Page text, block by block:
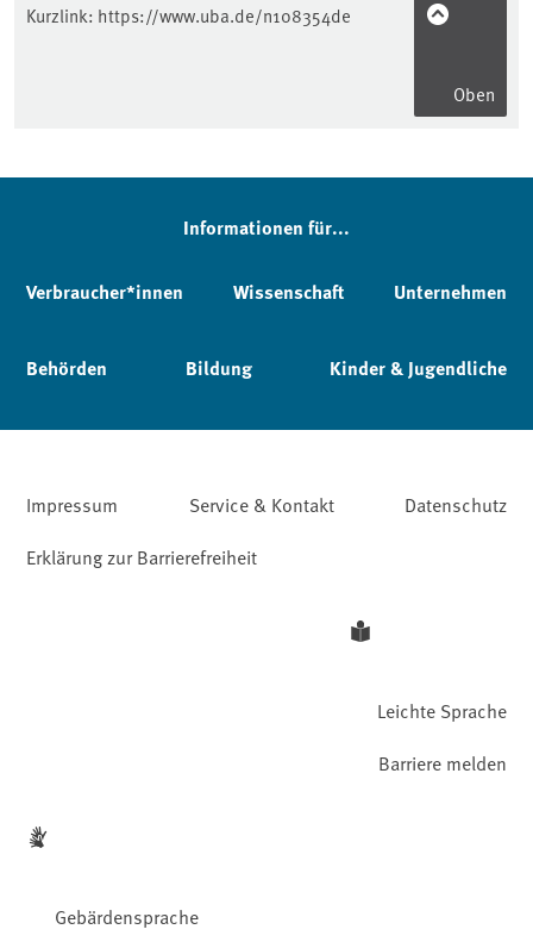
Kurzlink: https://www.uba.de/n108354de
Oben
Informationen für...
Verbraucher*innen Wissenschaft Unternehmen
Behörden Bildung Kinder & Jugendliche
Impressum Service & Kontakt
Datenschutz
Erklärung zur Barrierefreiheit
Leichte Sprache
Gebärdensprache
Barriere melden